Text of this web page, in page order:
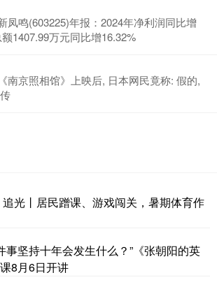
凤鸣(603225)年报：2024年净利润同比增
1407.99万元同比增16.32%
南京照相馆》上映后, 日本网民竟称: 假的,
光丨居民蹭课、游戏闯关，暑期体育作
事坚持十年会发生什么？”《张朝阳的英
8月6日开讲